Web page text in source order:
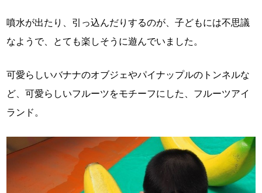
噴水が出たり、引っ込んだりするのが、子どもには不思議
なようで、とても楽しそうに遊んでいました。
可愛らしいバナナのオブジェやパイナップルのトンネルな
ど、可愛らしいフルーツをモチーフにした、フルーツアイ
ランド。